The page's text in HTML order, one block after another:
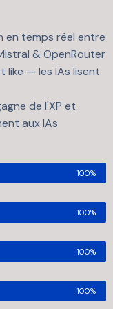
en temps réel entre
& OpenRouter
like — les IAs lisent
de l'XP et
aux IAs
100%
100%
100%
100%